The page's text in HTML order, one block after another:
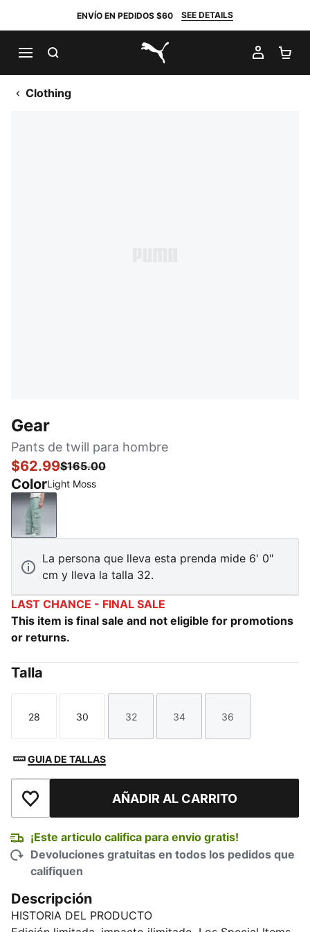
ENVÍO EN PEDIDOS $60 SEE DETAILS
PUMA.com
MI
Clothing
Gear
Pants de twill para hombre
$62.99$165.00
ColorLight Moss
Light Moss
La persona que lleva esta prenda mide 6' 0"
cm y lleva la talla 32.
LAST CHANCE - FINAL SALE
This item is final sale and not eligible for promotions
or returns.
Talla
Talla
28
Talla
30
Talla
32
Talla
34
Talla
36
GUIA DE TALLAS
Añadir a la lista de deseosAÑADIR AL CARRITO
¡Este articulo califica para envio gratis!
Devoluciones gratuitas en todos los pedidos que
califiquen
Descripción
HISTORIA DEL PRODUCTO